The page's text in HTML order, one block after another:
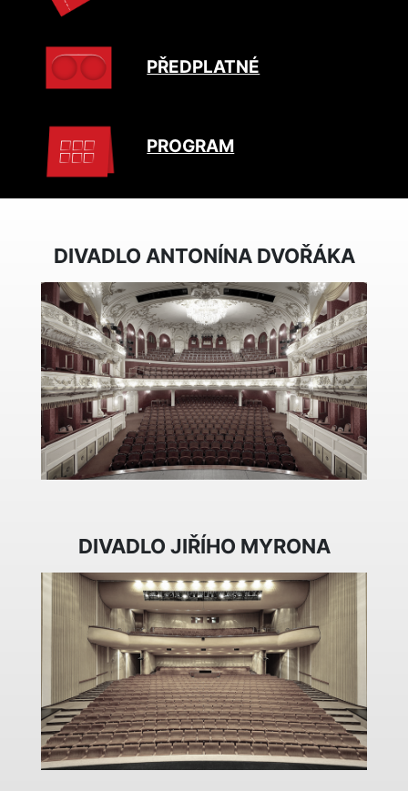
PŘEDPLATNÉ
PROGRAM
DIVADLO ANTONÍNA DVOŘÁKA
DIVADLO JIŘÍHO MYRONA